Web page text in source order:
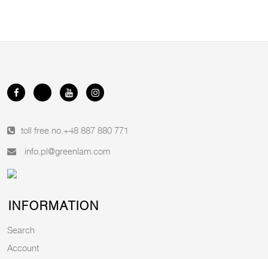
toll free no. +48 887 880 771
info.pl@greenlam.com
INFORMATION
Search
Account